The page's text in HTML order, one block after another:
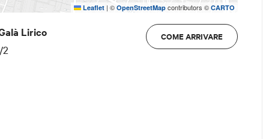
Leaflet | © OpenStreetMapcontributors © CARTO
Lirico
2
COME ARRIVARE